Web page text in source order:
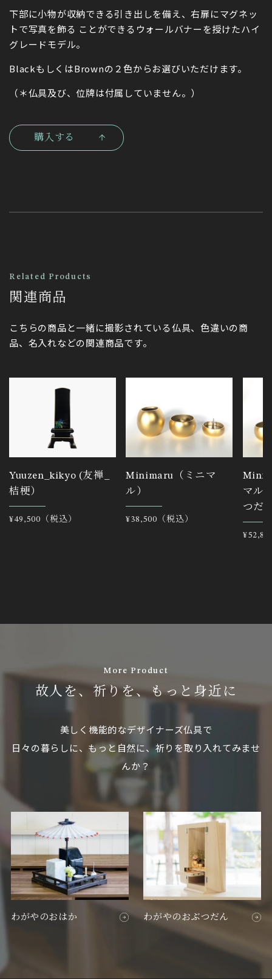
下部に小物が収納できる引き出しを備え、右扉にマグネッ
トで写真を飾る ことができるウォールバナーを授けたハイ
グレードモデル。
BlackもしくはBrownの２色からお選びいただけます。
（＊仏具及び、位牌は付属していません。）
購入する
Related Products
関連商品
こちらの商品と一緒に撮影されている仏具、色違いの商
品、名入れなどの関連商品です。
Yuuzen_kikyo (友禅_
桔梗）
通
¥49,500（税込）
Minimaru（ミニマ
ル）
通
¥38,500（税込）
マル
つだ
通
More Product
故人を、祈りを、もっと身近に
美しく機能的なデザイナーズ仏具で
日々の暮らしに、もっと自然に、祈りを取り入れてみませ
んか？
わがやのおはか わがやのおぶつだん